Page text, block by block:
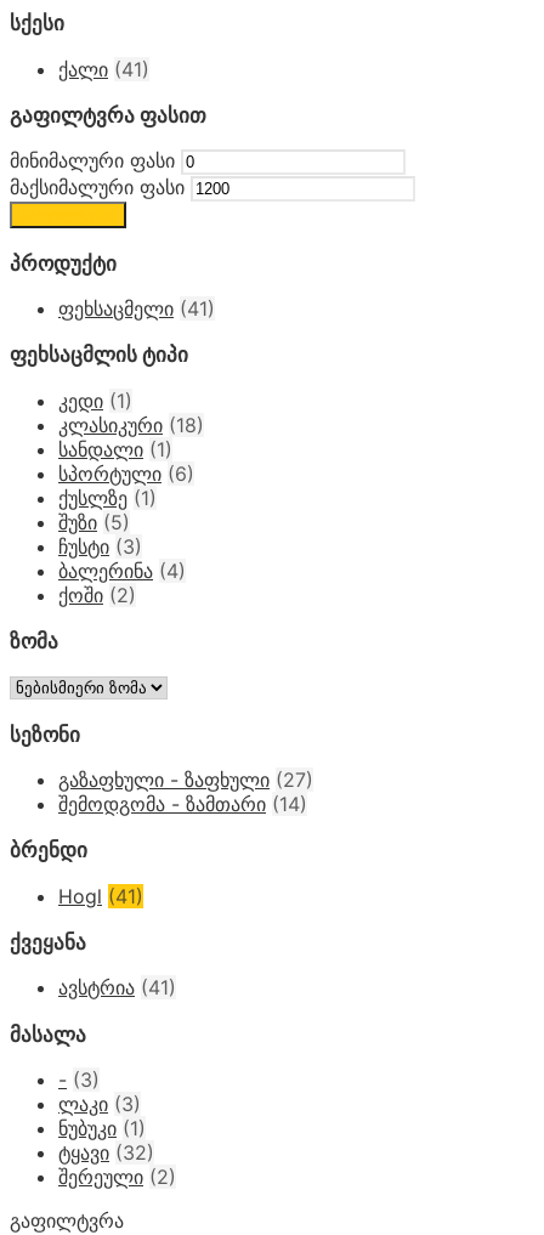
სქესი
ქალი (41)
გაფილტვრა ფასით
მინიმალური ფასი
მაქსიმალური ფასი
პროდუქტი
ფეხსაცმელი (41)
ფეხსაცმლის ტიპი
კედი (1)
კლასიკური (18)
სანდალი (1)
სპორტული (6)
ქუსლზე (1)
შუზი (5)
ჩუსტი (3)
ბალერინა (4)
ქოში (2)
ზომა
სეზონი
გაზაფხული - ზაფხული (27)
შემოდგომა - ზამთარი (14)
ბრენდი
Hogl (41)
ქვეყანა
ავსტრია (41)
მასალა
- (3)
ლაკი (3)
ნუბუკი (1)
ტყავი (32)
შერეული (2)
გაფილტვრა